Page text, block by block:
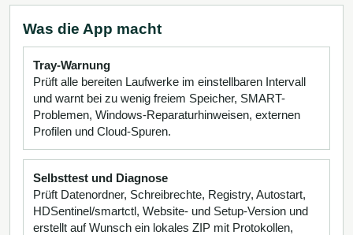
Was die App macht
Tray-Warnung
Prüft alle bereiten Laufwerke im einstellbaren Intervall
und warnt bei zu wenig freiem Speicher, SMART-
Problemen, Windows-Reparaturhinweisen, externen
Profilen und Cloud-Spuren.
Selbsttest und Diagnose
Prüft Datenordner, Schreibrechte, Registry, Autostart,
HDSentinel/smartctl, Website- und Setup-Version und
erstellt auf Wunsch ein lokales ZIP mit Protokollen,